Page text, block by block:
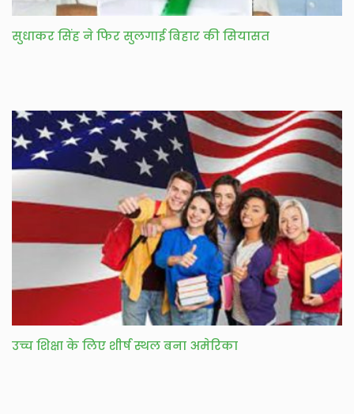
सुधाकर सिंह ने फिर सुलगाई बिहार की सियासत
उच्च शिक्षा के लिए शीर्ष स्थल बना अमेरिका